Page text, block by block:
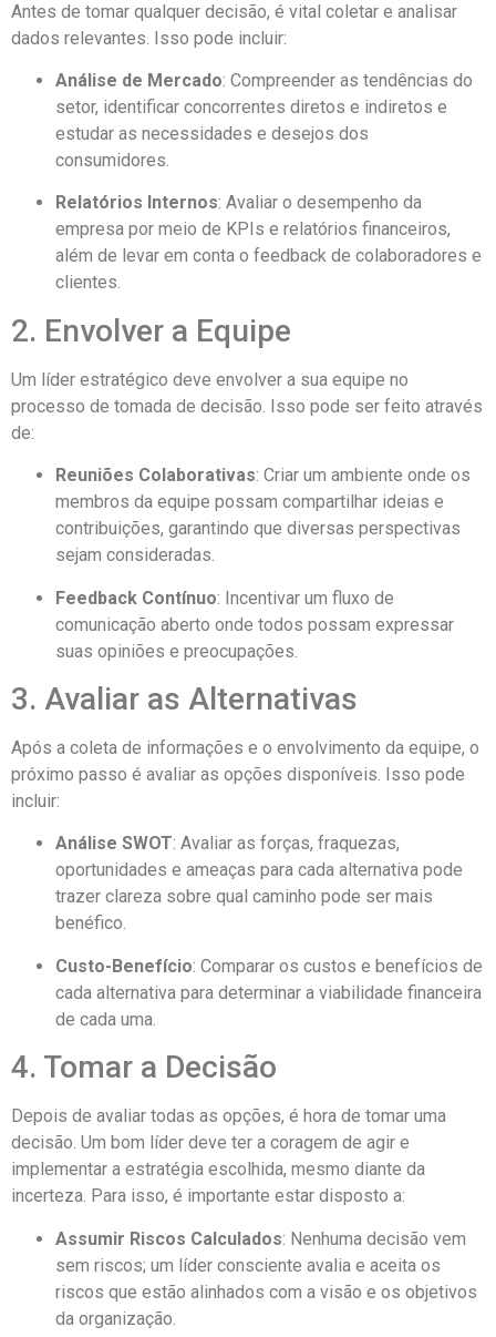
Antes de tomar qualquer decisão, é vital coletar e analisar
dados relevantes. Isso pode incluir:
Análise de Mercado: Compreender as tendências do
setor, identificar concorrentes diretos e indiretos e
estudar as necessidades e desejos dos
consumidores.
Relatórios Internos: Avaliar o desempenho da
empresa por meio de KPIs e relatórios financeiros,
além de levar em conta o feedback de colaboradores e
clientes.
2. Envolver a Equipe
Um líder estratégico deve envolver a sua equipe no
processo de tomada de decisão. Isso pode ser feito através
de:
Reuniões Colaborativas: Criar um ambiente onde os
membros da equipe possam compartilhar ideias e
contribuições, garantindo que diversas perspectivas
sejam consideradas.
Feedback Contínuo: Incentivar um fluxo de
comunicação aberto onde todos possam expressar
suas opiniões e preocupações.
3. Avaliar as Alternativas
Após a coleta de informações e o envolvimento da equipe, o
próximo passo é avaliar as opções disponíveis. Isso pode
incluir:
Análise SWOT: Avaliar as forças, fraquezas,
oportunidades e ameaças para cada alternativa pode
trazer clareza sobre qual caminho pode ser mais
benéfico.
Custo-Benefício: Comparar os custos e benefícios de
cada alternativa para determinar a viabilidade financeira
de cada uma.
4. Tomar a Decisão
Depois de avaliar todas as opções, é hora de tomar uma
decisão. Um bom líder deve ter a coragem de agir e
implementar a estratégia escolhida, mesmo diante da
incerteza. Para isso, é importante estar disposto a:
Assumir Riscos Calculados: Nenhuma decisão vem
sem riscos; um líder consciente avalia e aceita os
riscos que estão alinhados com a visão e os objetivos
da organização.